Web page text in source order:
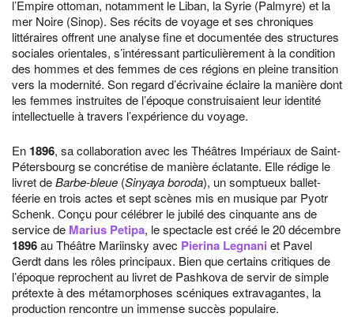
l’Empire ottoman, notamment le Liban, la Syrie (Palmyre) et la
mer Noire (Sinop). Ses récits de voyage et ses chroniques
littéraires offrent une analyse fine et documentée des structures
sociales orientales, s’intéressant particulièrement à la condition
des hommes et des femmes de ces régions en pleine transition
vers la modernité. Son regard d’écrivaine éclaire la manière dont
les femmes instruites de l’époque construisaient leur identité
intellectuelle à travers l’expérience du voyage.
En 1896, sa collaboration avec les Théâtres Impériaux de Saint-
Pétersbourg se concrétise de manière éclatante. Elle rédige le
livret deBarbe-bleue (Sinyaya boroda), un somptueux ballet-
féerie en trois actes et sept scènes mis en musique par Pyotr
Schenk. Conçu pour célébrer le jubilé des cinquante ans de
service de Marius Petipa, le spectacle est créé le 20 décembre
1896au Théâtre Mariinsky avec Pierina Legnani et Pavel
Gerdt dans les rôles principaux. Bien que certains critiques de
l’époque reprochent au livret de Pashkova de servir de simple
prétexte à des métamorphoses scéniques extravagantes, la
production rencontre un immense succès populaire.